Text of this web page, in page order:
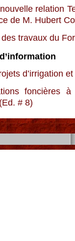
relation
de M. Hubert
travaux du
d’irrigation
foncières
# 8)